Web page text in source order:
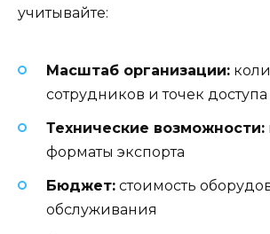
учитывайте:
Масштаб организации:
сотрудников и точек доступа
Технические возможности:
форматы экспорта
Бюджет: стоимость
обслуживания